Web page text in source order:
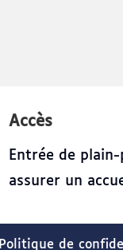
Accès
Entrée de
assurer un
Politique de